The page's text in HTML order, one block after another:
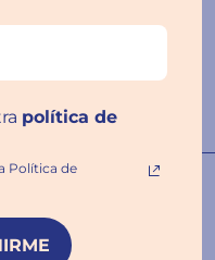
hablan por
❤️
política de
Política de